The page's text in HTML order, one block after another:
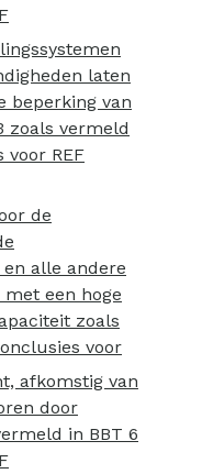
laten
beperking van
zoals vermeld
voor REF
de
alle andere
een hoge
zoals
voor
afkomstig van
door
in BBT 6